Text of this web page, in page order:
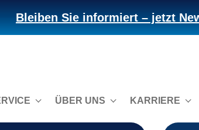
Bleiben Sie informiert – jetzt
ÜBER UNS KARRIERE